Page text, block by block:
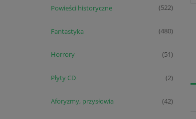
Powieści historyczne (522)
Fantastyka (480)
Horrory (51)
Płyty CD (2)
Aforyzmy, przysłowia (42)